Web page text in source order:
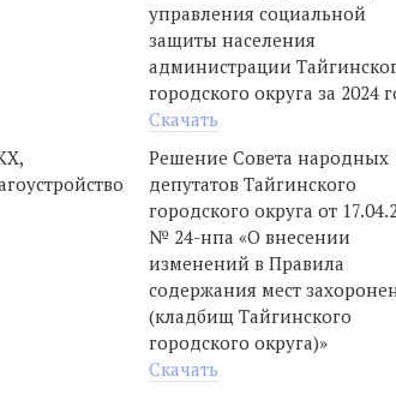
управления социальной
защиты населения
администрации
городского округа за 2024
Скачать
Решение Совета народных
депутатов Тайгинского
городского округа от
№ 24-нпа «О внесении
изменений в Правила
содержания мест
(кладбищ Тайгинского
городского округа)»
Скачать